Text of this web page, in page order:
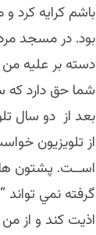
باشم كرايه كرد
بود. در مسجد
دسته بر عليه
شما حق دارد كه
بعد از دو سال
از تلويزيون
اســت. پشتون ها
گرفته نمي
اذيت كند و از